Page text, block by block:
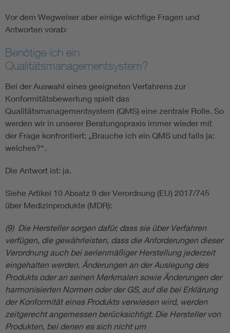
Vor dem Wegweiser aber einige wichtige Fragen und
Antworten vorab:
Benötige ich ein
Qualitätsmanagementsystem?
Bei der Auswahl eines geeigneten Verfahrens zur
Konformitätsbewertung spielt das
Qualitätsmanagementsystem (QMS) eine zentrale Rolle. So
werden wir in unserer Beratungspraxis immer wieder mit
der Frage konfrontiert: „Brauche ich ein QMS und falls ja:
welches?“.
Die Antwort ist: ja.
Siehe Artikel 10 Absatz 9 der Verordnung (EU) 2017/745
über Medizinprodukte (MDR):
(9) Die Hersteller sorgen dafür, dass sie über Verfahren
verfügen, die gewährleisten, dass die Anforderungen dieser
Verordnung auch bei serienmäßiger Herstellung jederzeit
eingehalten werden. Änderungen an der Auslegung des
Produkts oder an seinen Merkmalen sowie Änderungen der
harmonisierten Normen oder der GS, auf die bei Erklärung
der Konformität eines Produkts verwiesen wird, werden
zeitgerecht angemessen berücksichtigt. Die Hersteller von
Produkten, bei denen es sich nicht um